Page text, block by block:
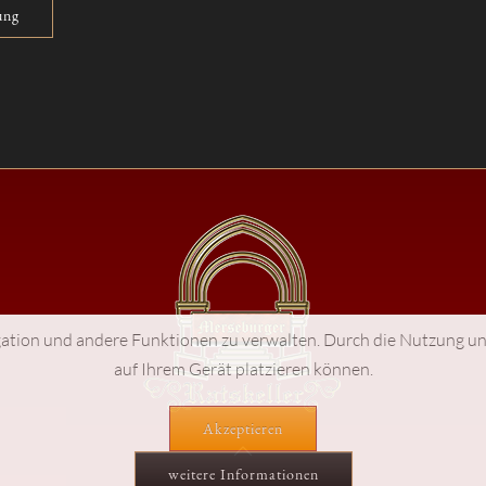
und andere Funktionen zu verwalten. Durch die Nutzung
auf Ihrem Gerät platzieren können.
Akzeptieren
weitere Informationen